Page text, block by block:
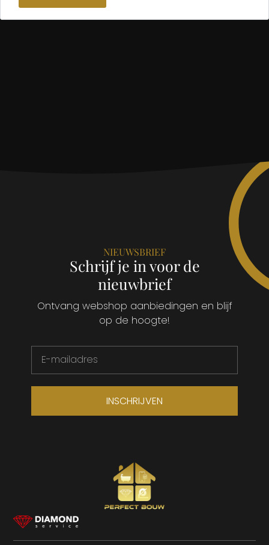
NIEUWSBRIEF
Schrijf je in voor de
nieuwbrief
Ontvang webshop aanbiedingen en blijf
op de hoogte!
INSCHRIJVEN